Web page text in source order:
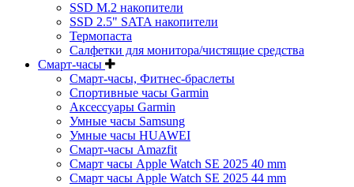
SSD M.2 накопители
SSD 2.5" SATA накопители
Термопаста
Салфетки для монитора/чистящие средства
Смарт-часы
Смарт-часы, Фитнес-браслеты
Спортивные часы Garmin
Аксессуары Garmin
Умные часы Samsung
Умные часы HUAWEI
Смарт-часы Amazfit
Смарт часы Apple Watch SE 2025 40 mm
Смарт часы Apple Watch SE 2025 44 mm